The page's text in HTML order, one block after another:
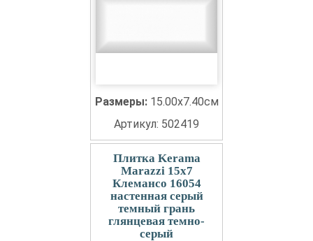
Размеры: 15.00x7.40см
Артикул: 502419
Плитка Kerama
Marazzi 15x7
Клемансо 16054
настенная серый
темный грань
глянцевая темно-
серый